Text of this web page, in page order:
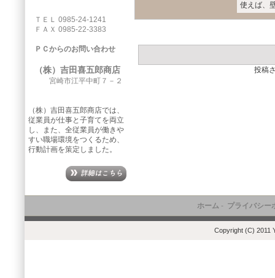
ＴＥＬ 0985-24-1241
ＦＡＸ 0985-22-3383
ＰＣからのお問い合わせ
（株）吉田喜五郎商店
宮崎市江平中町７－２
（株）吉田喜五郎商店では、
従業員が仕事と子育てを両立
し、また、全従業員が働きや
すい職場環境をつくるため、
行動計画を策定しました。
使えば、
投稿
ホーム- プライバシー
Copyright (C) 2011